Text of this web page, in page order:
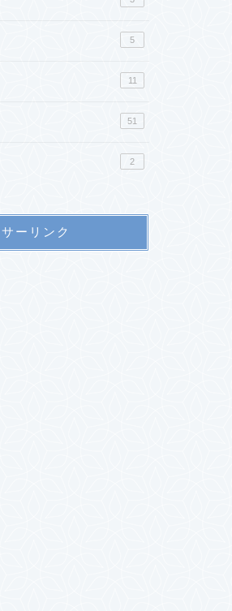
5
11
51
2
ーリンク